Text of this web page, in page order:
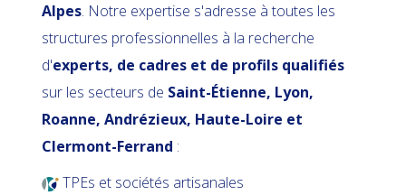
Alpes. Notre expertise s'adresse à toutes les
structures professionnelles à la recherche
d'experts, de cadres et de profils qualifiés
sur les secteurs de Saint-Étienne, Lyon,
Roanne, Andrézieux, Haute-Loire et
Clermont-Ferrand :
TPEs et sociétés artisanales